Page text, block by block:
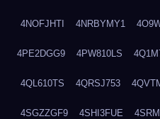
4NOFJHTI 4NRBYMY1
4PE2DGG9 4PW810LS
4QL610TS 4QRSJ753
4SGZZGF9 4SHI3FUE